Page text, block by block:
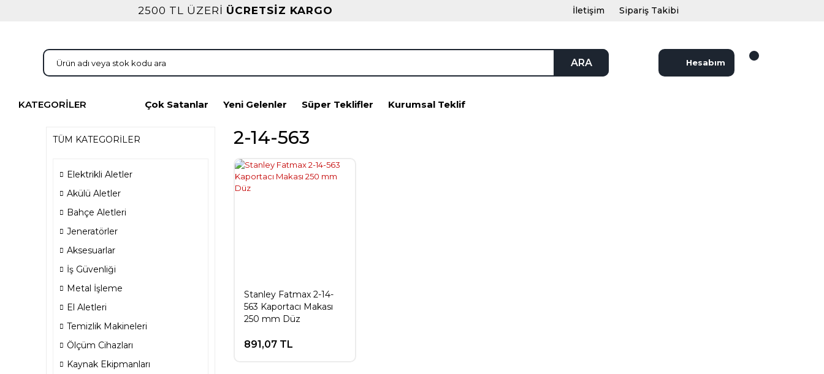
2500 TL ÜZERİ ÜCRETSİZ KARGO İletişim Sipariş Takibi
ARA Hesabım
KATEGORİLER Çok Satanlar Yeni Gelenler Süper Teklifler Kurumsal Teklif
TÜM KATEGORİLER
Elektrikli Aletler
Akülü Aletler
Bahçe Aletleri
Jeneratörler
Aksesuarlar
İş Güvenliği
Metal İşleme
El Aletleri
Temizlik Makineleri
Ölçüm Cihazları
Kaynak Ekipmanları
2-14-563
Stanley Fatmax 2-14-
563 Kaportacı Makası
250 mm Düz
891,07 TL